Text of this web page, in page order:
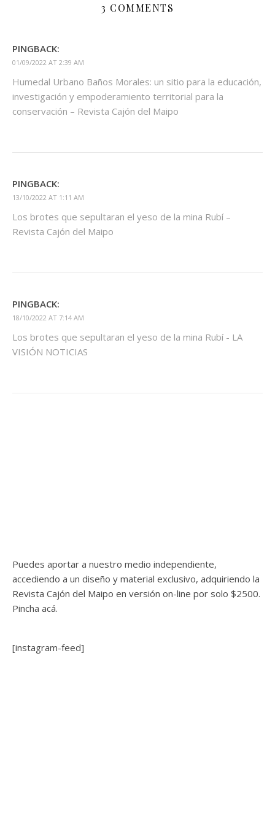
3 COMMENTS
PINGBACK:
01/09/2022 AT 2:39 AM
Humedal Urbano Baños Morales: un sitio para la educación,
investigación y empoderamiento territorial para la
conservación – Revista Cajón del Maipo
PINGBACK:
13/10/2022 AT 1:11 AM
Los brotes que sepultaran el yeso de la mina Rubí –
Revista Cajón del Maipo
PINGBACK:
18/10/2022 AT 7:14 AM
Los brotes que sepultaran el yeso de la mina Rubí - LA
VISIÓN NOTICIAS
Puedes aportar a nuestro medio independiente,
accediendo a un diseño y material exclusivo, adquiriendo la
Revista Cajón del Maipo en versión on-line por solo $2500.
Pincha acá.
[instagram-feed]